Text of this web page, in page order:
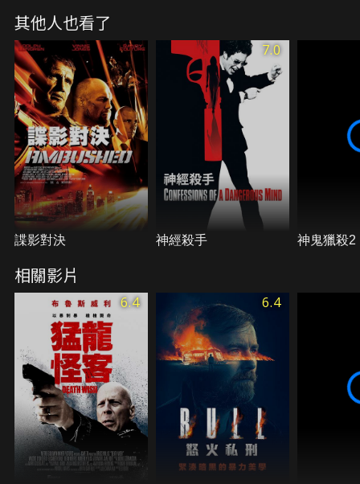
投資銀行家們展開血腥復仇的終極大屠殺……
其他人也看了
諜影對決
7.0
神經殺手 神鬼獵殺2
相關影片
6.4 6.4